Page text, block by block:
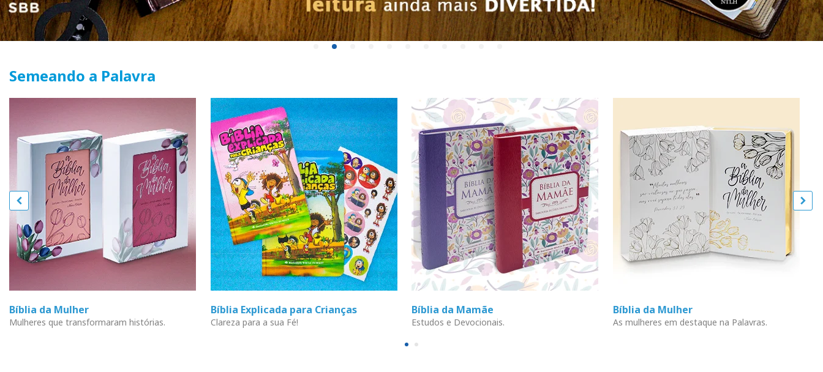
Semeando a Palavra
Bíblia da Mulher
Mulheres que transformaram histórias.
Bíblia Explicada para Crianças
Clareza para a sua Fé!
Bíblia da Mamãe
Estudos e Devocionais.
Bíblia da Mulher
As mulheres em destaque na Palavras.